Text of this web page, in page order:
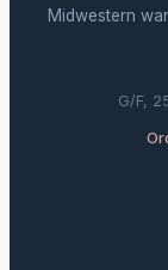
Midwestern
G/F,